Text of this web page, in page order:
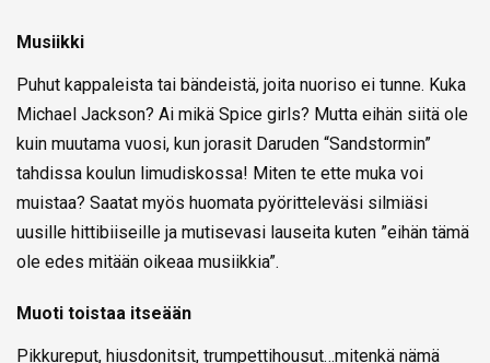
Musiikki
Puhut kappaleista tai bändeistä, joita nuoriso ei tunne. Kuka
Michael Jackson? Ai mikä Spice girls? Mutta eihän siitä ole
kuin muutama vuosi, kun jorasit Daruden “Sandstormin”
tahdissa koulun limudiskossa! Miten te ette muka voi
muistaa? Saatat myös huomata pyöritteleväsi silmiäsi
uusille hittibiiseille ja mutisevasi lauseita kuten ”eihän tämä
ole edes mitään oikeaa musiikkia”.
Muoti toistaa itseään
Pikkureput, hiusdonitsit, trumpettihousut…mitenkä nämä